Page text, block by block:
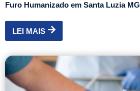
Furo Humanizado em Santa Luzia MG
LEI MAIS